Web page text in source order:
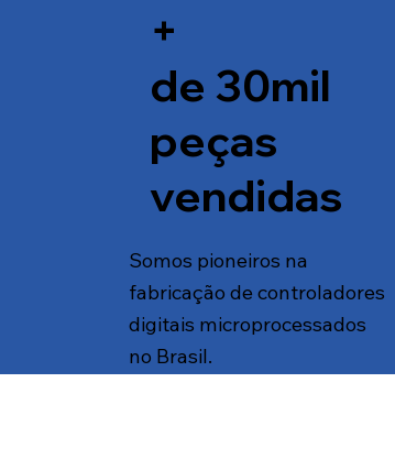
+
de 30mil
peças
vendidas
Somos pioneiros na
fabricação de controladores
digitais microprocessados
no Brasil.